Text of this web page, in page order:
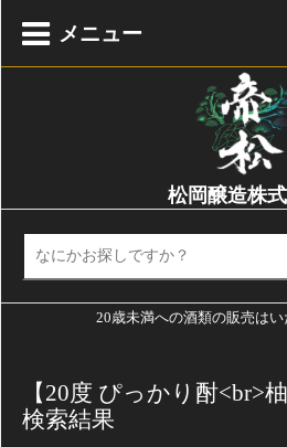
メニュー
松岡醸造株
20歳未満への酒類の販売は
【20度 ぴっかり酎<br>
検索結果